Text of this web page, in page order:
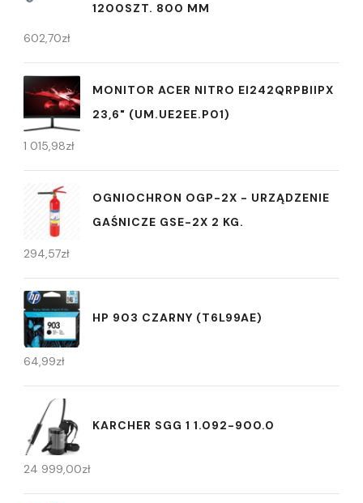
1200SZT. 800 MM
602,70zł
MONITOR ACER NITRO EI242QRPBIIPX
23,6" (UM.UE2EE.P01)
1 015,98zł
OGNIOCHRON OGP-2X - URZĄDZENIE
GAŚNICZE GSE-2X 2 KG.
294,57zł
HP 903 CZARNY (T6L99AE)
64,99zł
KARCHER SGG 1 1.092-900.0
24 999,00zł